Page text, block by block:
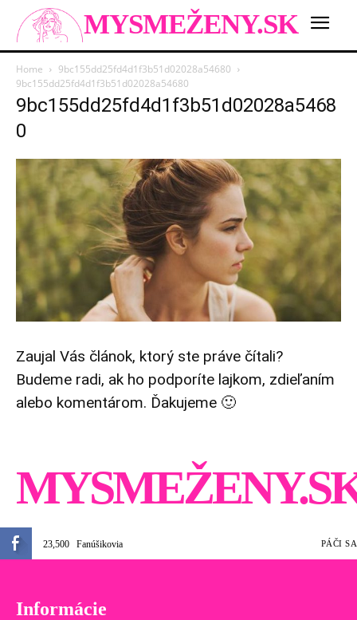
MYSMEŽENY.SK
Home
9bc155dd25fd4d1f3b51d02028a54680
9bc155dd25fd4d1f3b51d02028a54680
9bc155dd25fd4d1f3b51d02028a5468
0
Zaujal Vás článok, ktorý ste práve čítali?
Budeme radi, ak ho podporíte lajkom, zdieľaním
alebo komentárom. Ďakujeme 🙂
23,500 Fanúšikovia PÁČI SA
Informácie